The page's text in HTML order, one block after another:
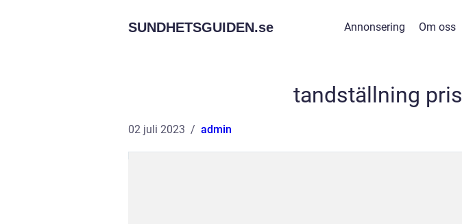
SUNDHETSGUIDEN.se Annonsering Om oss
tandställning pris
02 juli 2023 admin